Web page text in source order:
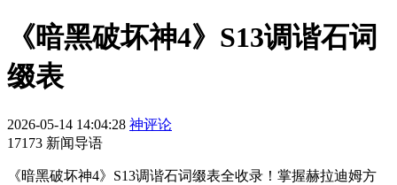
《暗黑破坏神4》S13调谐石词
缀表
2026-05-14 14:04:28 神评论
17173 新闻导语
《暗黑破坏神4》S13调谐石词缀表全收录！掌握赫拉迪姆方